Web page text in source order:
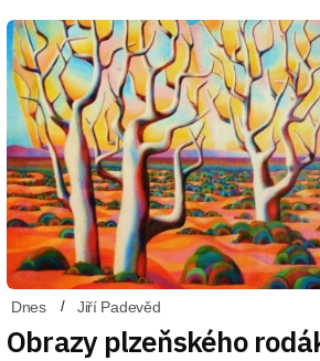
Dnes Jiří Padevěd
Obrazy plzeňského